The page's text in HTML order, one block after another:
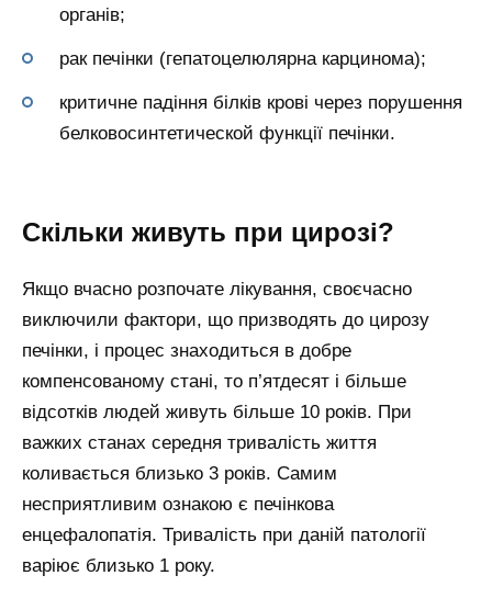
органів;
рак печінки (гепатоцелюлярна карцинома);
критичне падіння білків крові через порушення
белковосинтетической функції печінки.
Скільки живуть при цирозі?
Якщо вчасно розпочате лікування, своєчасно
виключили фактори, що призводять до цирозу
печінки, і процес знаходиться в добре
компенсованому стані, то п’ятдесят і більше
відсотків людей живуть більше 10 років. При
важких станах середня тривалість життя
коливається близько 3 років. Самим
несприятливим ознакою є печінкова
енцефалопатія. Тривалість при даній патології
варіює близько 1 року.